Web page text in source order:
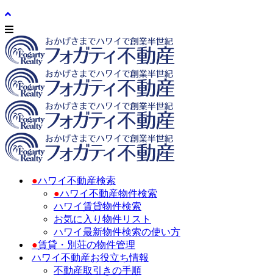
●ハワイ不動産検索
●ハワイ不動産物件検索
ハワイ賃貸物件検索
お気に入り物件リスト
ハワイ最新物件検索の使い方
●賃貸・別荘の物件管理
ハワイ不動産お役立ち情報
不動産取引きの手順